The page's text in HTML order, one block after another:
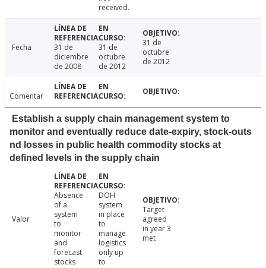
received.
Fecha
31 de
diciembre
de 2008
31 de
octubre
de 2012
31 de
octubre
de 2012
Comentar
Establish a supply chain management system to
monitor and eventually reduce date-expiry, stock-outs
nd losses in public health commodity stocks at
defined levels in the supply chain
Valor
Absence
of a
system
to
monitor
and
forecast
stocks
DOH
system
in place
to
manage
logistics
only up
to
Target
agreed
in year 3
met